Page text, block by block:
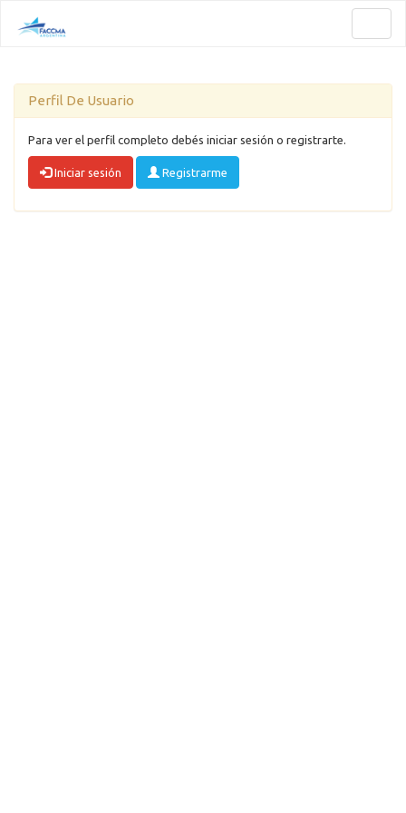
Perfil De Usuario
Para ver el perfil completo debés iniciar sesión o registrarte.
Iniciar sesión Registrarme